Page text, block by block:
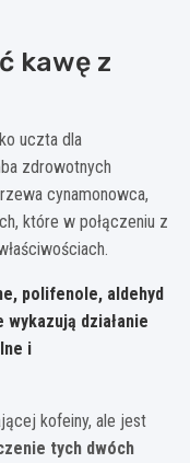
kawę z
uczta dla
zdrowotnych
cynamonowca,
które w połączeniu z
polifenole, aldehyd
działanie
i
kofeiny, ale jest
tych dwóch